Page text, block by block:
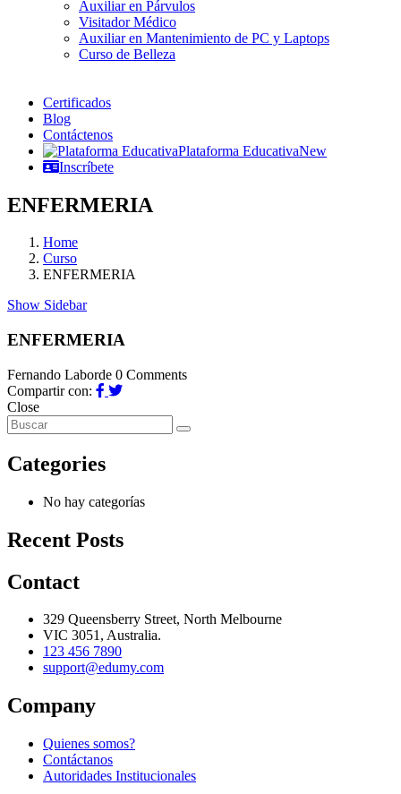
Auxiliar en Párvulos
Visitador Médico
Auxiliar en Mantenimiento de PC y Laptops
Curso de Belleza
Certificados
Blog
Contáctenos
Plataforma EducativaNew
Inscríbete
ENFERMERIA
Home
Curso
ENFERMERIA
Show Sidebar
ENFERMERIA
Fernando Laborde 0 Comments
Compartir con:
Close
Categories
No hay categorías
Recent Posts
Contact
329 Queensberry Street, North Melbourne
VIC 3051, Australia.
123 456 7890
support@edumy.com
Company
Quienes somos?
Contáctanos
Autoridades Institucionales